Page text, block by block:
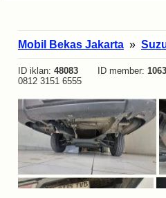
Mobil Bekas Jakarta »
ID iklan: 48083 ID member:
0812 3151 6555